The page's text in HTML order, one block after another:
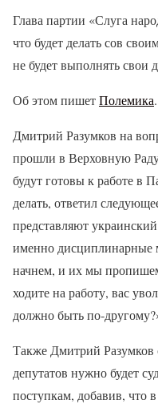
Глава партии «Слуга
что будет делать сов
не будет выполнять свои
Об этом пишетПолемика.
Дмитрий Разумков на
прошли в Верховную
будут готовы к работе в
делать, ответил
представляют
именно дисциплинарные
начнем, и их мы
ходите на работу, вас
должно быть
Также Дмитрий
депутатов нужно будет
поступкам, добавив, что